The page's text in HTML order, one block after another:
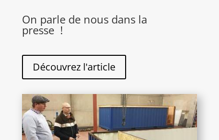
On parle de nous dans la
presse !
Découvrez l'article